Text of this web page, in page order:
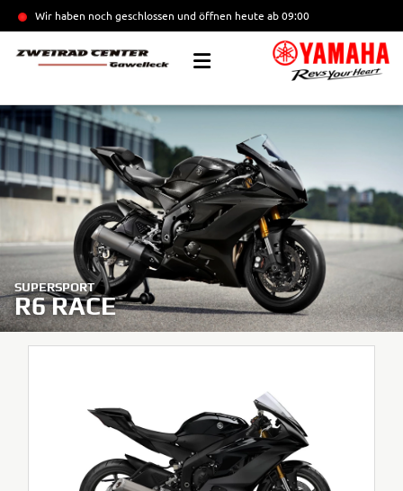
Wir haben noch geschlossen und öffnen heute ab 09:00
SUPERSPORT
R6 RACE